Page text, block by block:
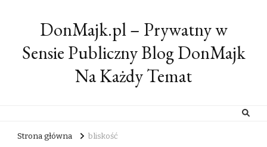
DonMajk.pl – Prywatny w
Sensie Publiczny Blog DonMajk
Na Każdy Temat
Strona główna bliskość